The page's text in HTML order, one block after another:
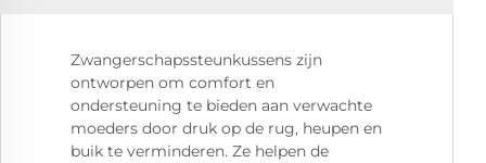
Zwangerschapssteunkussens zijn
ontworpen om comfort en
ondersteuning te bieden aan verwachte
moeders door druk op de rug, heupen en
buik te verminderen. Ze helpen de